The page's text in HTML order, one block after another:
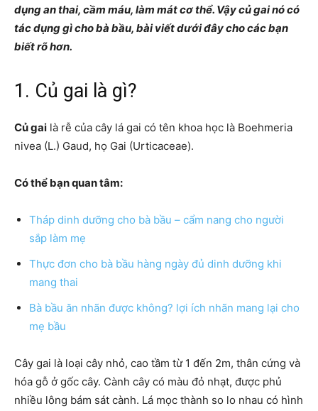
dụng an thai, cầm máu, làm mát cơ thể. Vậy củ gai nó có
tác dụng gì cho bà bầu, bài viết dưới đây cho các bạn
biết rõ hơn.
1. Củ gai là gì?
Củ gai là rễ của cây lá gai có tên khoa học là Boehmeria
nivea (L.) Gaud, họ Gai (Urticaceae).
Có thể bạn quan tâm:
Tháp dinh dưỡng cho bà bầu – cẩm nang cho người
sắp làm mẹ
Thực đơn cho bà bầu hàng ngày đủ dinh dưỡng khi
mang thai
Bà bầu ăn nhãn được không? lợi ích nhãn mang lại cho
mẹ bầu
Cây gai là loại cây nhỏ, cao tầm từ 1 đến 2m, thân cứng và
hóa gỗ ở gốc cây. Cành cây có màu đỏ nhạt, được phủ
nhiều lông bám sát cành. Lá mọc thành so lo nhau có hình